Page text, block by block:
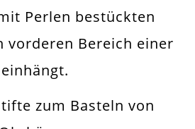
Perlen bestückten
vorderen Bereich einer
zum Basteln von